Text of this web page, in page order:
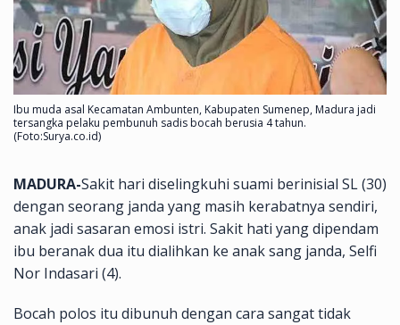
Ibu muda asal Kecamatan Ambunten, Kabupaten Sumenep, Madura jadi
tersangka pelaku pembunuh sadis bocah berusia 4 tahun.
(Foto:Surya.co.id)
MADURA-Sakit hari diselingkuhi suami berinisial SL (30)
dengan seorang janda yang masih kerabatnya sendiri,
anak jadi sasaran emosi istri. Sakit hati yang dipendam
ibu beranak dua itu dialihkan ke anak sang janda, Selfi
Nor Indasari (4).
Bocah polos itu dibunuh dengan cara sangat tidak